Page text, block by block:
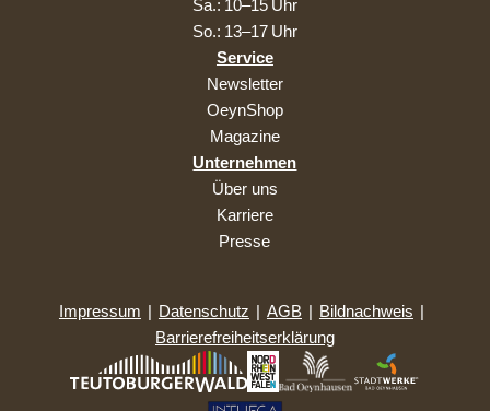
Sa.: 10–15 Uhr
So.: 13–17 Uhr
Service
Newsletter
OeynShop
Magazine
Unternehmen
Über uns
Karriere
Presse
Impressum | Datenschutz | AGB | Bildnachweis |
Barrierefreiheitserklärung